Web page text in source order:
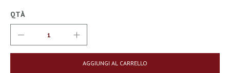
QTÀ
AGGIUNGI AL CARRELLO